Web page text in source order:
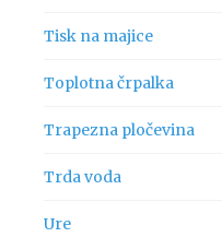
Tisk na majice
Toplotna črpalka
Trapezna pločevina
Trda voda
Ure